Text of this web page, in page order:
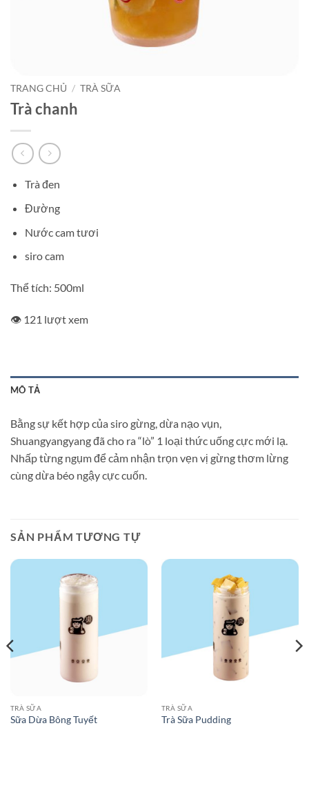
TRANG CHỦ / TRÀ SỮA
Trà chanh
Trà đen
Đường
Nước cam tươi
siro cam
Thể tích: 500ml
👁️ 121 lượt xem
MÔ TẢ
Bằng sự kết hợp của siro gừng, dừa nạo vụn,
Shuangyangyang đã cho ra “lò” 1 loại thức uống cực mới lạ.
Nhấp từng ngụm để cảm nhận trọn vẹn vị gừng thơm lừng
cùng dừa béo ngậy cực cuốn.
SẢN PHẨM TƯƠNG TỰ
TRÀ SỮA
Sữa Dừa Bông Tuyết
TRÀ SỮA
Trà Sữa Pudding